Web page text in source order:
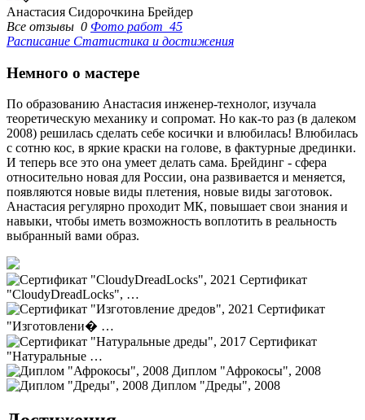
Анастасия Сидорочкина Брейдер
Все отзывы 0 Фото работ 45
Расписание Статистика и достижения
Немного о мастере
По образованию Анастасия инженер-технолог, изучала
теоретическую механику и сопромат. Но как-то раз (в далеком
2008) решилась сделать себе косички и влюбилась! Влюбилась
с сотню кос, в яркие краски на голове, в фактурные дрединки.
И теперь все это она умеет делать сама. Брейдинг - сфера
относительно новая для России, она развивается и меняется,
появляются новые виды плетения, новые виды заготовок.
Анастасия регулярно проходит МК, повышает свои знания и
навыки, чтобы иметь возможность воплотить в реальность
выбранный вами образ.
Сертификат
"CloudyDreadLocks", …
Сертификат
"Изготовлени� …
Сертификат
"Натуральные …
Диплом "Афрокосы", 2008
Диплом "Дреды", 2008